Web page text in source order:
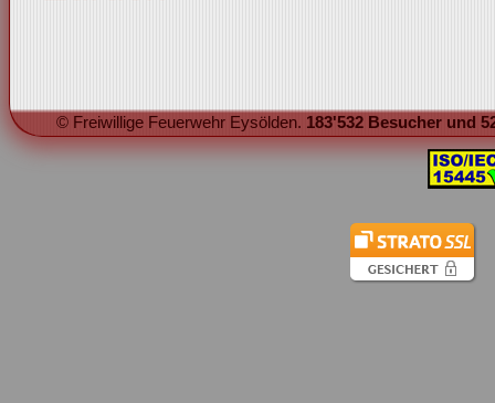
© Freiwillige Feuerwehr Eysölden. 183'532 Besucher und